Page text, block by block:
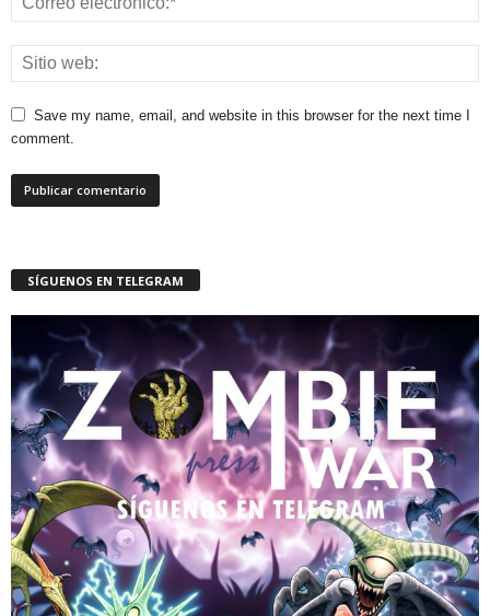
Save my name, email, and website in this browser for the next time I
comment.
SÍGUENOS EN TELEGRAM